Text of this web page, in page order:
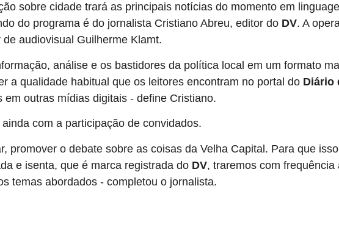
sobre cidade trará as principais notícias do momento em
do programa é do jornalista Cristiano Abreu, editor do DV. A
audiovisual Guilherme Klamt.
análise e os bastidores da política local em um formato
a qualidade habitual que os leitores encontram no portal do Diário
em outras mídias digitais - define Cristiano.
com a participação de convidados.
promover o debate sobre as coisas da Velha Capital. Para que isso
e isenta, que é marca registrada do DV, traremos com frequência
temas abordados - completou o jornalista.